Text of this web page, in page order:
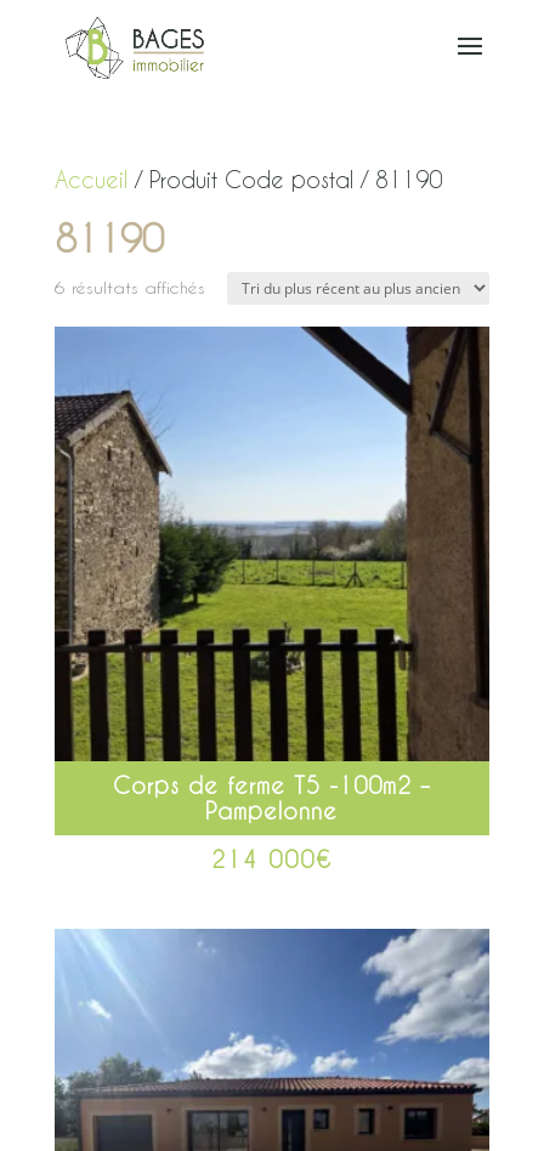
Accueil / Produit Code postal / 81190
81190
6 résultats affichésTrié
Corps de ferme T5 -100m2 –
Pampelonne
214 000€